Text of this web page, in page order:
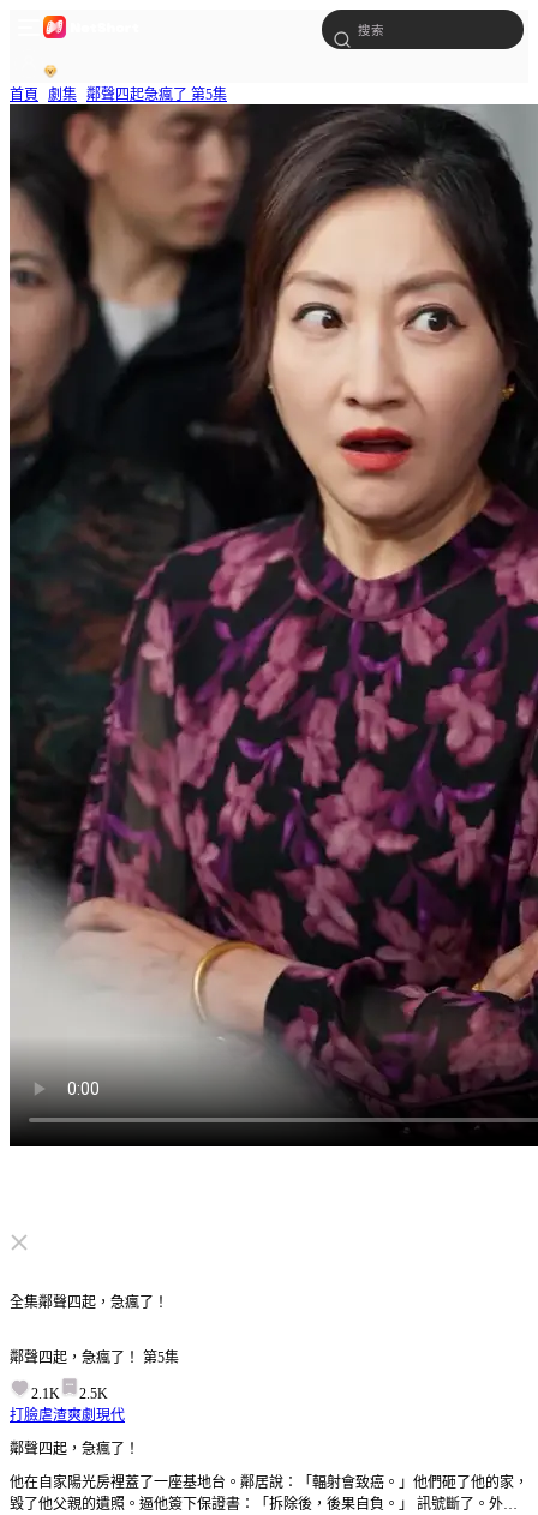
首頁 劇集 鄰聲四起急瘋了 第5集
点击取消静音
檢測出輻射你還怎麼裝
全集鄰聲四起，急瘋了！
鄰聲四起，急瘋了！ 第5集
2.1K
2.5K
打臉虐渣爽劇 現代
鄰聲四起，急瘋了！
他在自家陽光房裡蓋了一座基地台。鄰居說：「輻射會致癌。」他們砸了他的家，
毀了他父親的遺照。逼他簽下保證書：「拆除後，後果自負。」 訊號斷了。外送